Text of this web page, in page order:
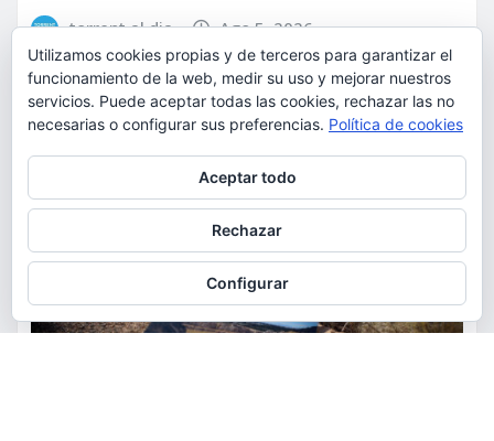
torrent al dia Ago 5, 2026
Utilizamos cookies propias y de terceros para garantizar el
funcionamiento de la web, medir su uso y mejorar nuestros
servicios. Puede aceptar todas las cookies, rechazar las no
necesarias o configurar sus preferencias. Política de cookies
Aceptar todo
Rechazar
Configurar
Para obtener más información, incluido cómo gestionar las cookies,